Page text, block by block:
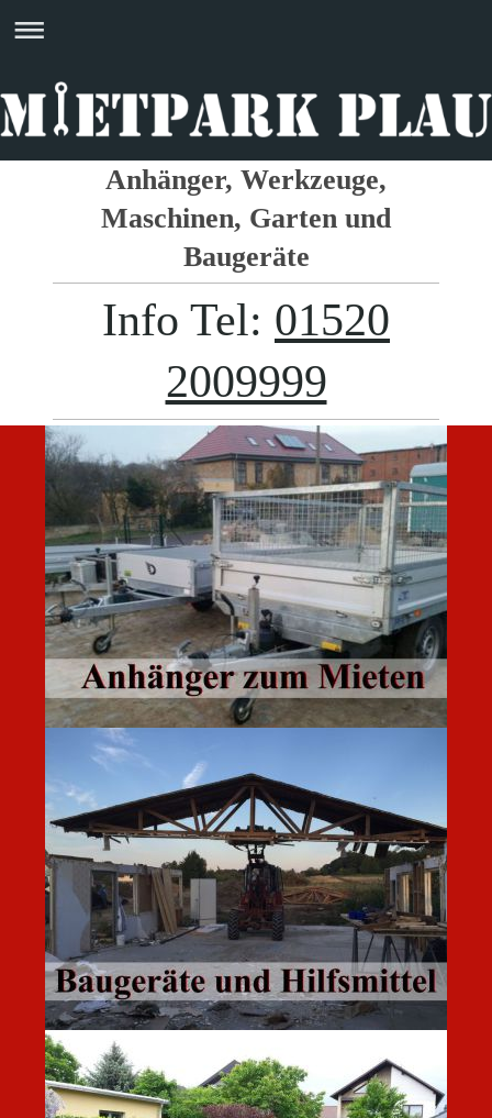
Anhänger, Werkzeuge,
Maschinen, Garten und
Baugeräte
Info Tel: 01520
2009999